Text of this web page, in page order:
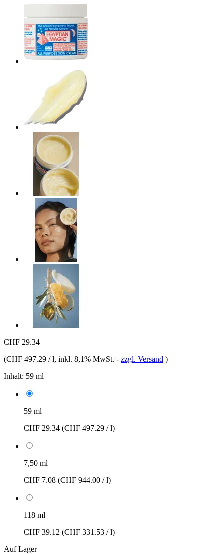
CHF 29.34
(CHF 497.29 / l, inkl. 8,1% MwSt. - zzgl. Versand )
Inhalt: 59 ml
59 ml
CHF 29.34 (CHF 497.29 / l)
7,50 ml
CHF 7.08 (CHF 944.00 / l)
118 ml
CHF 39.12 (CHF 331.53 / l)
Auf Lager